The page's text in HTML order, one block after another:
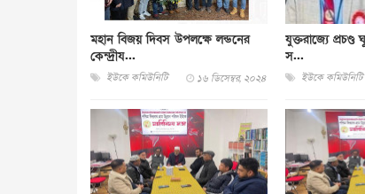
মহান বিজয় দিবস উপলক্ষে লন্ডনের
কেন্দ্রীয...
ইউকে কমিউনিটি ১৬ ডিসেম্বর, ২০২৪
যুক্তরাজ্যে প্রচণ্ড
স...
ইউকে কমিউনিটি